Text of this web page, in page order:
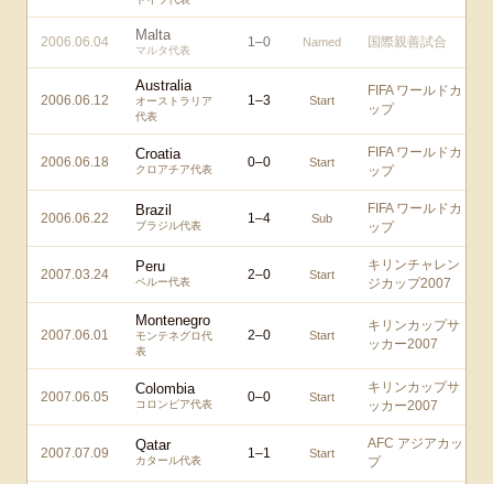
2006.06.04 Malta
マルタ代表
1–0 Named 国際親善試合
2006.06.12
Australia
オーストラリア
代表
1–3 Start
FIFA ワールドカ
ップ
2006.06.18 Croatia
クロアチア代表 0–0 Start
FIFA ワールドカ
ップ
2006.06.22 Brazil
ブラジル代表 1–4 Sub
FIFA ワールドカ
ップ
2007.03.24 Peru
ペルー代表 2–0 Start
キリンチャレン
ジカップ2007
2007.06.01
Montenegro
モンテネグロ代
表
2–0 Start
キリンカップサ
ッカー2007
2007.06.05 Colombia
コロンビア代表 0–0 Start
キリンカップサ
ッカー2007
2007.07.09 Qatar
カタール代表 1–1 Start
AFC アジアカッ
プ